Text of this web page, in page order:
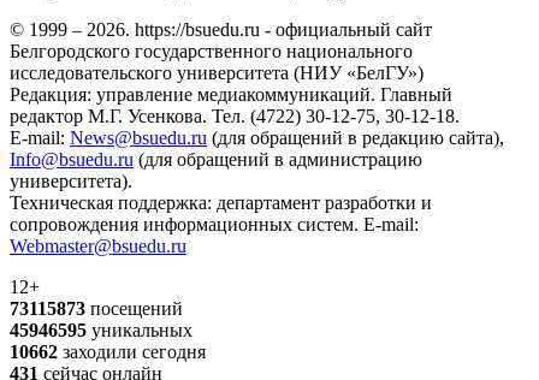
© 1999 – 2026. https://bsuedu.ru - официальный сайт
Белгородского государственного национального
исследовательского университета (НИУ «БелГУ»)
Редакция: управление медиакоммуникаций. Главный
редактор М.Г. Усенкова. Тел. (4722) 30-12-75, 30-12-18.
E-mail: News@bsuedu.ru (для обращений в редакцию сайта),
Info@bsuedu.ru (для обращений в администрацию
университета).
Техническая поддержка: департамент разработки и
сопровождения информационных систем. E-mail:
Webmaster@bsuedu.ru
12+
73115873 посещений
45946595 уникальных
10662 заходили сегодня
431 сейчас онлайн